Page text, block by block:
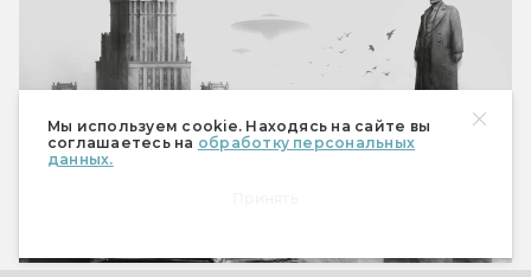
Мы используем cookie. Находясь на сайте вы
соглашаетесь на обработку персональных
данных.